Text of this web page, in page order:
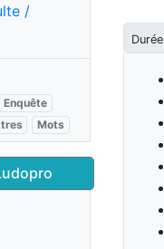
/
Enquête
Mots
Durée